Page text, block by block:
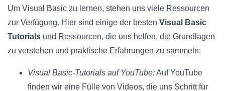
Um Visual Basic zu lernen, stehen uns viele Ressourcen
zur Verfügung. Hier sind einige der besten Visual Basic
Tutorials und Ressourcen, die uns helfen, die Grundlagen
zu verstehen und praktische Erfahrungen zu sammeln:
Visual Basic-Tutorials auf YouTube:Auf YouTube
finden wir eine Fülle von Videos, die uns Schritt für